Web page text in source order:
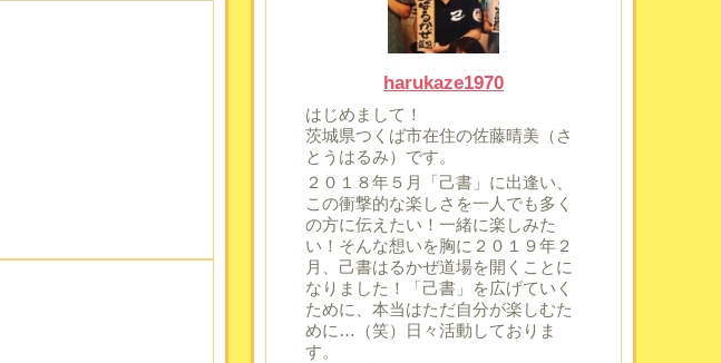
harukaze1970
はじめまして！
茨城県つくば市在住の佐藤晴美（さ
とうはるみ）です。
２０１８年５月「己書」に出逢い、
この衝撃的な楽しさを一人でも多く
の方に伝えたい！一緒に楽しみた
い！そんな想いを胸に２０１９年２
月、己書はるかぜ道場を開くことに
なりました！「己書」を広げていく
ために、本当はただ自分が楽しむた
めに…（笑）日々活動しておりま
す。